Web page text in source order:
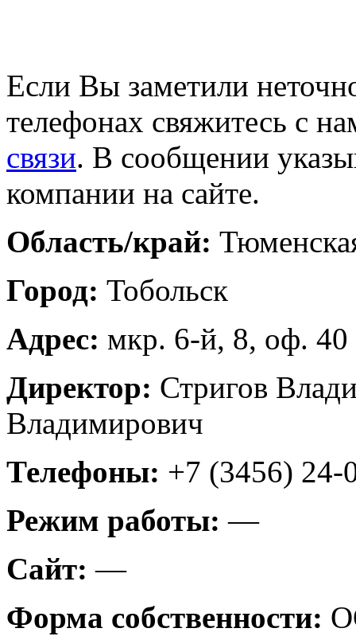
Если Вы заметили
телефонах свяжитесь с
связи. В сообщении
компании на сайте.
Область/край:
Город: Тобольск
Адрес: мкр. 6-й, 8, оф. 40
Директор: Стригов
Владимирович
Телефоны: +7 (3456) 24-
Режим работы:—
Сайт:—
Форма собственности: